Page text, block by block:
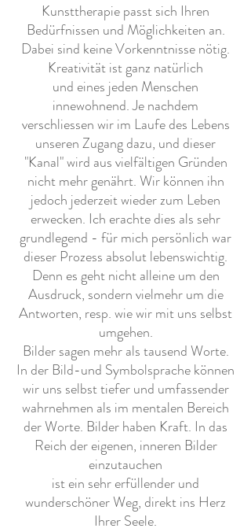
Kunsttherapie passt sich Ihren
Bedürfnissen und Möglichkeiten an.
Dabei sind keine Vorkenntnisse nötig.
Kreativität ist ganz natürlich
und eines jeden Menschen
innewohnend. Je nachdem
verschliessen wir im Laufe des Lebens
unseren Zugang dazu, und dieser
"Kanal" wird aus vielfältigen Gründen
nicht mehr genährt. Wir können ihn
jedoch jederzeit wieder zum Leben
erwecken. Ich erachte dies als sehr
grundlegend - für mich persönlich war
dieser Prozess absolut lebenswichtig.
Denn es geht nicht alleine um den
Ausdruck, sondern vielmehr um die
Antworten, resp. wie wir mit uns selbst
umgehen.
Bilder sagen mehr als tausend Worte.
In der Bild-und Symbolsprache können
wir uns selbst tiefer und umfassender
wahrnehmen als im mentalen Bereich
der Worte. Bilder haben Kraft. In das
Reich der eigenen, inneren Bilder
einzutauchen
ist ein sehr erfüllender und
wunderschöner Weg, direkt ins Herz
IhrerSeele.